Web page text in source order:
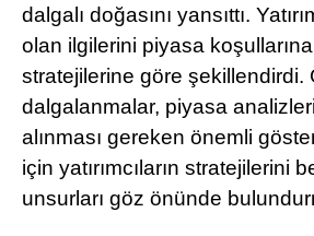
dalgalı doğasını yansıttı.
olan ilgilerini piyasa
stratejilerine göre şekillendirdi.
dalgalanmalar, piyasa
alınması gereken önemli
için yatırımcıların stratejilerini
unsurları göz önünde